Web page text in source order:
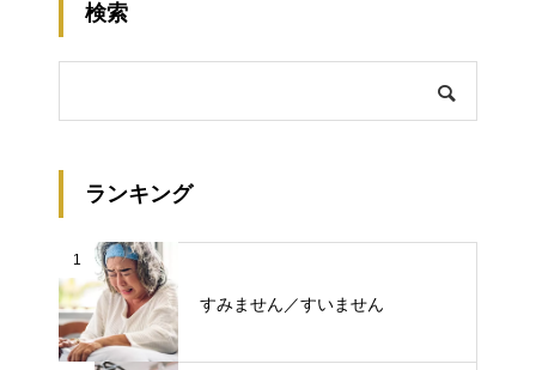
検索
ランキング
1
すみません／すいません